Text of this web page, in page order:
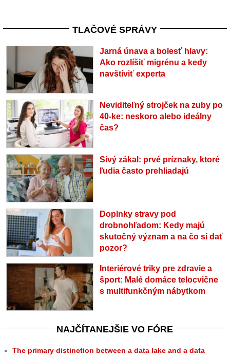
TLAČOVÉ SPRÁVY
Jarná únava a bolesť hlavy:
Ako rozlíšiť migrénu a kedy
navštíviť experta
Neviditeľný strojček na zuby po
40-ke: neskoro alebo ideálny
čas?
Sivý zákal: prvé príznaky, ktoré
ľudia často prehliadajú
Doplnky stravy pod
drobnohľadom: Kedy majú
skutočný význam a na čo si dať
pozor?
Interiérové triky pre zdravie a
šport: Malé domáce telocvične
s multifunkčným nábytkom
NAJČÍTANEJŠIE VO FÓRE
The primary distinction between a data lake and a data